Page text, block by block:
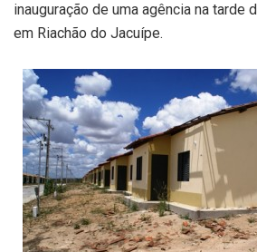
inauguração de uma agência na tarde
em Riachão do Jacuípe.